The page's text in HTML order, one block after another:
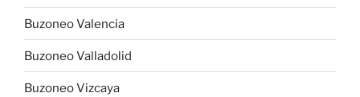
Buzoneo Valencia
Buzoneo Valladolid
Buzoneo Vizcaya